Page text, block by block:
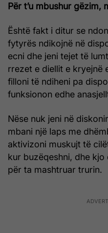
Për t’u mbushur gëzim,
Është fakt i ditur se
fytyrës ndikojnë në
ecni dhe jeni tejet të
rrezet e diellit e kryejnë
filloni të ndiheni pa
funksionon edhe
Nëse nuk jeni në
mbani një laps me
aktivizoni muskujt të
kur buzëqeshni, dhe
për ta mashtruar trurin.